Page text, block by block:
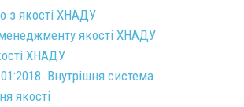
з якості ХНАДУ
якості ХНАДУ
ХНАДУ
Внутрішня система
якості